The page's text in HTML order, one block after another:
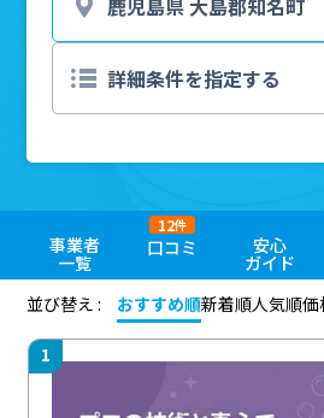
事業者
一覧
口コミ
12件
安心
ガイド
並び替え :
おすすめ順新着順人気順価
1